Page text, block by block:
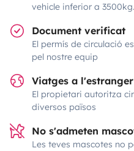
vehicle inferior a 3500kg.
Document verificat
El permís de circulació
pel nostre equip
Viatges a
El propietari autoritza
diversos països
No s'admeten
Les teves mascotes no